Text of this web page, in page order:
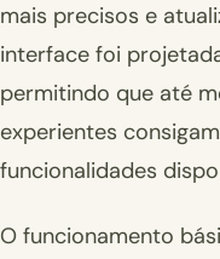
mais precisos e
interface foi
permitindo que até
experientes
funcionalidades
O funcionamento